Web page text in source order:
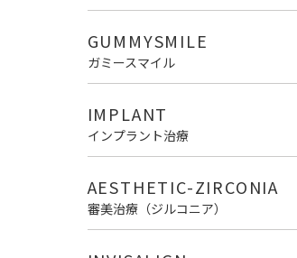
GUMMYSMILE
ガミースマイル
IMPLANT
インプラント治療
AESTHETIC-ZIRCONIA
審美治療（ジルコニア）